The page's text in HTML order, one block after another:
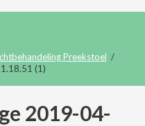
Preekstoel /
(1)
2019-04-